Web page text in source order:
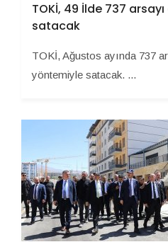
TOKİ, 49 İlde 737
satacak
TOKİ, Ağustos ayında 737
yöntemiyle satacak. ...